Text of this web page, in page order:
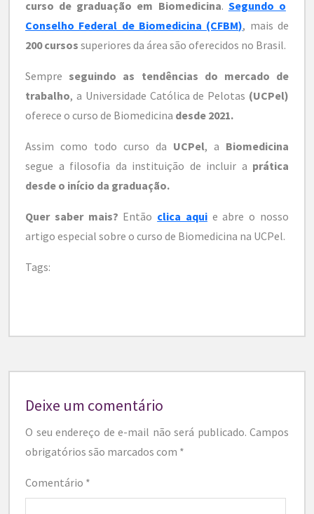
curso de graduação em Biomedicina. Segundo o
Conselho Federal de Biomedicina (CFBM), mais de
200 cursos superiores da área são oferecidos no Brasil.
Sempre seguindo as tendências do mercado de
trabalho, a Universidade Católica de Pelotas (UCPel)
oferece o curso de Biomedicina desde 2021.
Assim como todo curso da UCPel, a Biomedicina
segue a filosofia da instituição de incluir a prática
desde o início da graduação.
Quer saber mais? Então clica aquie abre o nosso
artigo especial sobre o curso de Biomedicina na UCPel.
Tags:
Deixe um comentário
O seu endereço de e-mail não será publicado. Campos
obrigatórios são marcados com *
Comentário *